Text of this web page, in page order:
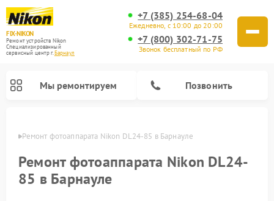
FIX-NIKON
Ремонт устройств Nikon
Специализированный
cервисный центр г.Барнаул
+7 (385) 254-68-04
Ежедневно, с 10:00 до 20:00
+7 (800) 302-71-75
Звонок бесплатный по РФ
Мы ремонтируем Позвонить
Ремонт фотоаппарата Nikon DL24-85 в Барнауле
Ремонт фотоаппарата Nikon DL24-
85 в Барнауле